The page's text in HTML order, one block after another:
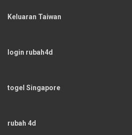
Keluaran Taiwan
login rubah4d
togel Singapore
rubah 4d